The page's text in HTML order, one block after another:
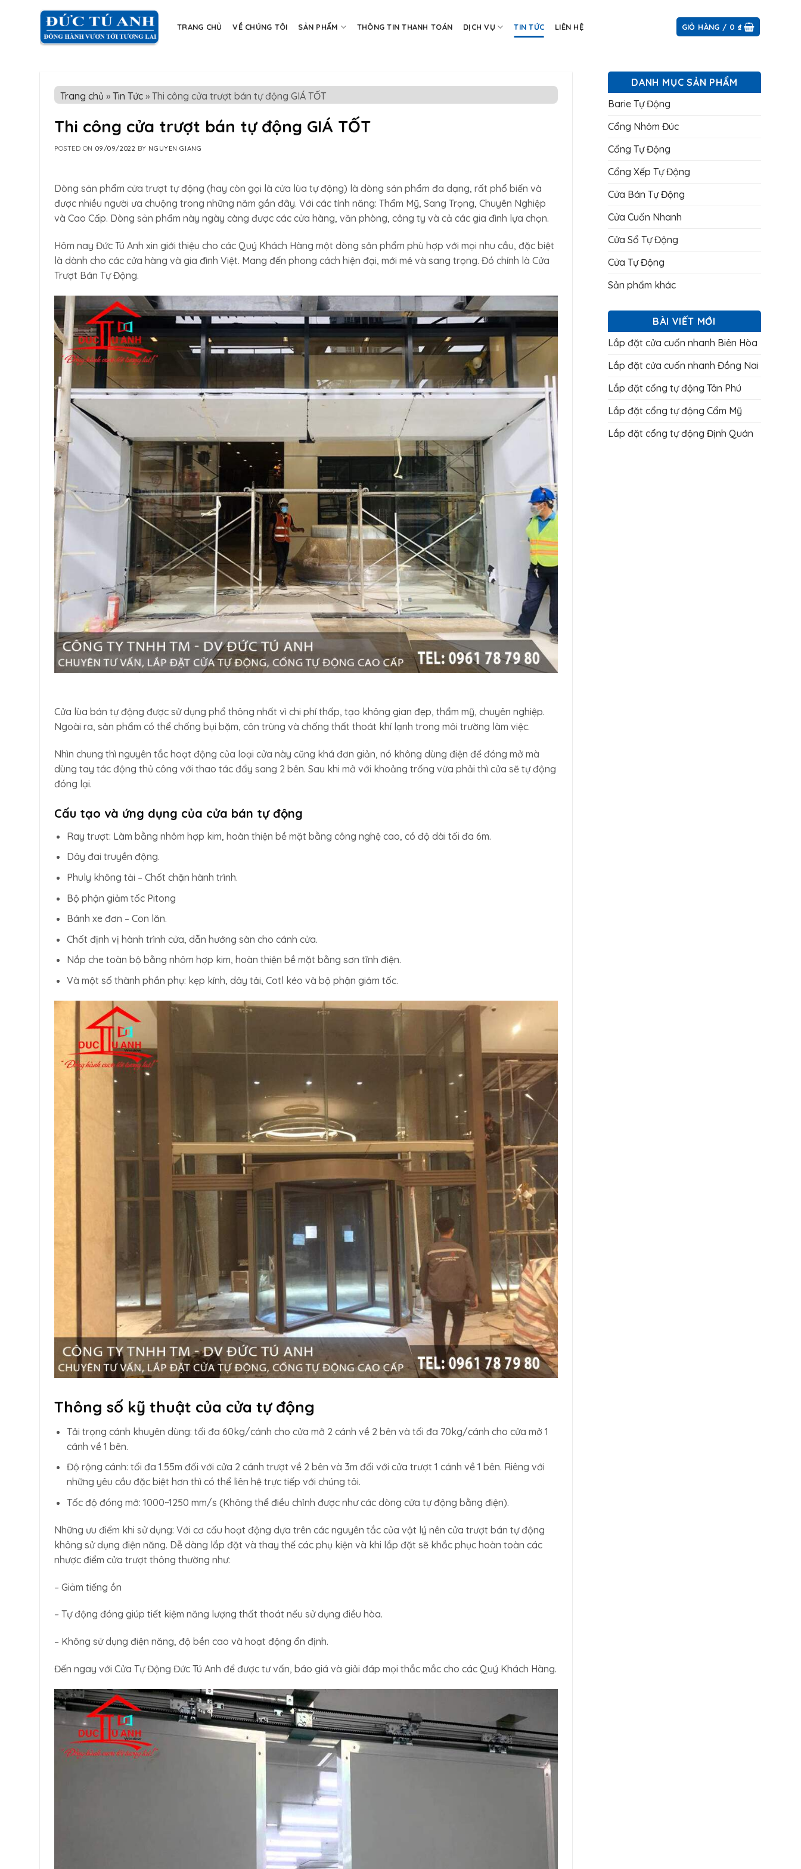
TRANG CHỦ VỀ CHÚNG TÔI SẢN PHẨM THÔNG TIN THANH TOÁN DỊCH VỤ TIN TỨC LIÊN HỆ GIỎ HÀNG / 0 ₫
Trang chủ » Tin Tức » Thi công cửa trượt bán tự động GIÁ TỐT
Thi công cửa trượt bán tự động GIÁ TỐT
POSTED ON 09/09/2022 BY NGUYEN GIANG
Dòng sản phẩm cửa trượt tự động (hay còn gọi là cửa lùa tự động) là dòng sản phẩm đa dạng, rất phổ biến và
được nhiều người ưa chuộng trong những năm gần đây. Với các tính năng: Thẩm Mỹ, Sang Trọng, Chuyên Nghiệp
và Cao Cấp. Dòng sản phẩm này ngày càng được các cửa hàng, văn phòng, công ty và cả các gia đình lựa chọn.
Hôm nay Đức Tú Anh xin giới thiệu cho các Quý Khách Hàng một dòng sản phẩm phù hợp với mọi nhu cầu, đặc biệt
là dành cho các cửa hàng và gia đình Việt. Mang đến phong cách hiện đại, mới mẻ và sang trọng. Đó chính là Cửa
Trượt Bán Tự Động.
Cửa lùa bán tự động được sử dụng phổ thông nhất vì chi phí thấp, tạo không gian đẹp, thẩm mỹ, chuyên nghiệp.
Ngoài ra, sản phẩm có thể chống bụi bặm, côn trùng và chống thất thoát khí lạnh trong môi trường làm việc.
Nhìn chung thì nguyên tắc hoạt động của loại cửa này cũng khá đơn giản, nó không dùng điện để đóng mở mà
dùng tay tác động thủ công với thao tác đẩy sang 2 bên. Sau khi mở với khoảng trống vừa phải thì cửa sẽ tự động
đóng lại.
Cấu tạo và ứng dụng của cửa bán tự động
Ray trượt: Làm bằng nhôm hợp kim, hoàn thiện bề mặt bằng công nghệ cao, có độ dài tối đa 6m.
Dây đai truyền động.
Phuly không tải – Chốt chặn hành trình.
Bộ phận giảm tốc Pitong
Bánh xe đơn – Con lăn.
Chốt định vị hành trình cửa, dẫn hướng sàn cho cánh cửa.
Nắp che toàn bộ bằng nhôm hợp kim, hoàn thiện bề mặt bằng sơn tĩnh điện.
Và một số thành phần phụ: kẹp kính, dây tải, Cotl kéo và bộ phận giảm tốc.
Thông số kỹ thuật của cửa tự động
Tải trọng cánh khuyên dùng: tối đa 60kg/cánh cho cửa mở 2 cánh về 2 bên và tối đa 70kg/cánh cho cửa mở 1
cánh về 1 bên.
Độ rộng cánh: tối đa 1.55m đối với cửa 2 cánh trượt về 2 bên và 3m đối với cửa trượt 1 cánh về 1 bên. Riêng với
những yêu cầu đặc biệt hơn thì có thể liên hệ trực tiếp với chúng tôi.
Tốc độ đóng mở: 1000~1250 mm/s (Không thể điều chỉnh được như các dòng cửa tự động bằng điện).
Những ưu điểm khi sử dụng: Với cơ cấu hoạt động dựa trên các nguyên tắc của vật lý nên cửa trượt bán tự động
không sử dụng điện năng. Dễ dàng lắp đặt và thay thế các phụ kiện và khi lắp đặt sẽ khắc phục hoàn toàn các
nhược điểm cửa trượt thông thường như:
– Giảm tiếng ồn
– Tự động đóng giúp tiết kiệm năng lượng thất thoát nếu sử dụng điều hòa.
– Không sử dụng điện năng, độ bền cao và hoạt động ổn định.
Đến ngay với Cửa Tự Động Đức Tú Anh để được tư vấn, báo giá và giải đáp mọi thắc mắc cho các Quý Khách Hàng.
DANH MỤC SẢN PHẨM
Barie Tự Động
Cổng Nhôm Đúc
Cổng Tự Động
Cổng Xếp Tự Động
Cửa Bán Tự Động
Cửa Cuốn Nhanh
Cửa Sổ Tự Động
Cửa Tự Động
Sản phẩm khác
BÀI VIẾT MỚI
Lắp đặt cửa cuốn nhanh Biên Hòa
Lắp đặt cửa cuốn nhanh Đồng Nai
Lắp đặt cổng tự động Tân Phú
Lắp đặt cổng tự động Cẩm Mỹ
Lắp đặt cổng tự động Định Quán